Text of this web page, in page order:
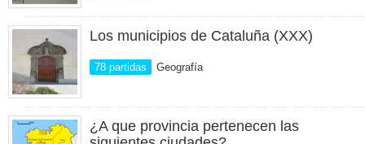
Los municipios de Cataluña (XXX)
78 partidas Geografía
¿A que provincia pertenecen las